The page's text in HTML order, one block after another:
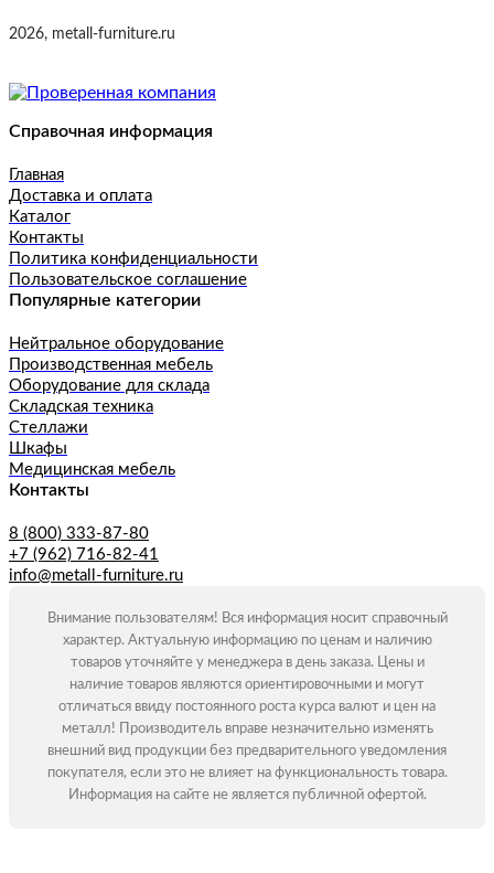
2026, metall-furniture.ru
Справочная информация
Главная
Доставка и оплата
Каталог
Контакты
Политика конфиденциальности
Пользовательское соглашение
Популярные категории
Нейтральное оборудование
Производственная мебель
Оборудование для склада
Складская техника
Стеллажи
Шкафы
Медицинская мебель
Контакты
8 (800) 333-87-80
+7 (962) 716-82-41
info@metall-furniture.ru
Внимание пользователям! Вся информация носит справочный
характер. Актуальную информацию по ценам и наличию
товаров уточняйте у менеджера в день заказа. Цены и
наличие товаров являются ориентировочными и могут
отличаться ввиду постоянного роста курса валют и цен на
металл! Производитель вправе незначительно изменять
внешний вид продукции без предварительного уведомления
покупателя, если это не влияет на функциональность товара.
Информация на сайте не является публичной офертой.